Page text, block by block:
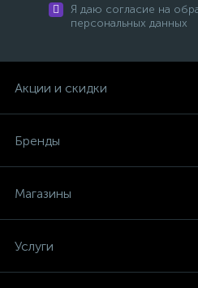
Я даю согласие на
персональных данных
Акции и скидки
Бренды
Магазины
Услуги